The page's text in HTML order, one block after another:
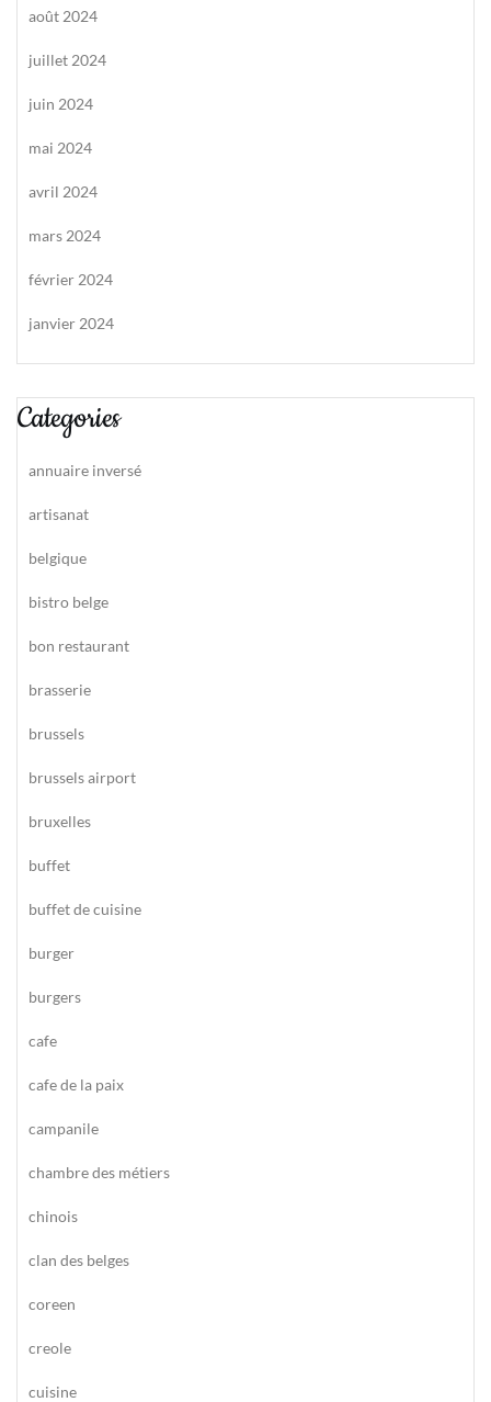
août 2024
juillet 2024
juin 2024
mai 2024
avril 2024
mars 2024
février 2024
janvier 2024
Categories
annuaire inversé
artisanat
belgique
bistro belge
bon restaurant
brasserie
brussels
brussels airport
bruxelles
buffet
buffet de cuisine
burger
burgers
cafe
cafe de la paix
campanile
chambre des métiers
chinois
clan des belges
coreen
creole
cuisine